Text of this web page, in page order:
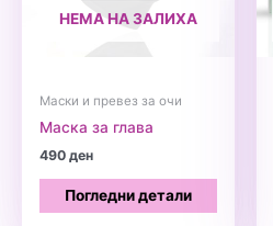
НЕМА НА ЗАЛИХА
Маски и превез за очи
Маска за глава
490ден
Погледни детали